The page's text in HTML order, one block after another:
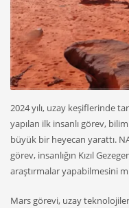
2024 yılı, uzay keşiflerinde
yapılan ilk insanlı görev,
büyük bir heyecan yarattı.
görev, insanlığın Kızıl
araştırmalar yapabilmesini
Mars görevi, uzay